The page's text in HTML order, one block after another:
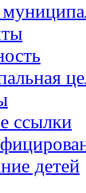
ссылки
детей